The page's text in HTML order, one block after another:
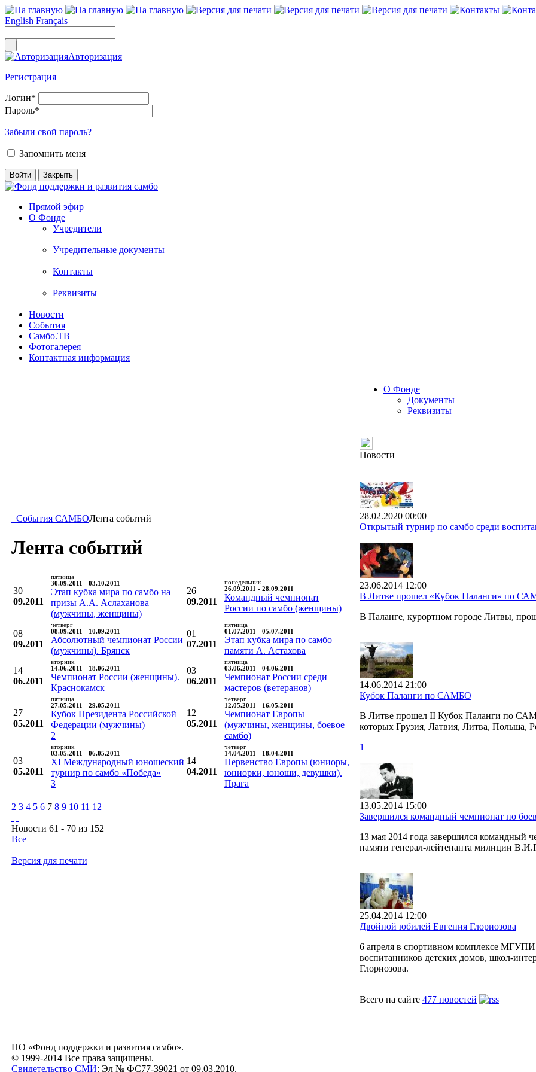
English Français
Авторизация
Регистрация
Логин*
Пароль*
Забыли свой пароль?
Запомнить меня
Прямой эфир
О Фонде
Учредители
Учредительные документы
Контакты
Реквизиты
Новости
События
Самбо.ТВ
Фотогалерея
Контактная информация
События САМБОЛента событий
Лента событий
30
09.2011
пятница
30.09.2011 - 03.10.2011
Этап кубка мира по самбо на
призы А.А. Аслаханова
(мужчины, женщины)
26
09.2011
понедельник
26.09.2011 - 28.09.2011
Командный чемпионат
России по самбо (женщины)
08
09.2011
четверг
08.09.2011 - 10.09.2011
Абсолютный чемпионат России
(мужчины). Брянск
01
07.2011
пятница
01.07.2011 - 05.07.2011
Этап кубка мира по самбо
памяти А. Астахова
14
06.2011
вторник
14.06.2011 - 18.06.2011
Чемпионат России (женщины).
Краснокамск
03
06.2011
пятница
03.06.2011 - 04.06.2011
Чемпионат России среди
мастеров (ветеранов)
27
05.2011
пятница
27.05.2011 - 29.05.2011
Кубок Президента Российской
Федерации (мужчины)
2
12
05.2011
четверг
12.05.2011 - 16.05.2011
Чемпионат Европы
(мужчины, женщины, боевое
самбо)
03
05.2011
вторник
03.05.2011 - 06.05.2011
XI Международный юношеский
турнир по самбо «Победа»
3
14
04.2011
четверг
14.04.2011 - 18.04.2011
Первенство Европы (юниоры,
юниорки, юноши, девушки).
Прага
2 3 4 5 6 7 8 9 10 11 12
Новости 61 - 70 из 152
Все
Версия для печати
О Фонде
Документы
Реквизиты
Новости
28.02.2020 00:00
Открытый турнир по самбо среди
23.06.2014 12:00
В Литве прошел «Кубок Паланги» по
В Паланге, курортном городе Литвы,
14.06.2014 21:00
Кубок Паланги по САМБО
В Литве прошел II Кубок Паланги по
которых Грузия, Латвия, Литва, Польша,
1
13.05.2014 15:00
Завершился командный чемпионат по
13 мая 2014 года завершился
памяти генерал-лейтенанта милиции
25.04.2014 12:00
Двойной юбилей Евгения Глориозова
6 апреля в спортивном комплексе МГУПИ
воспитанников детских домов, школ-
Глориозова.
Всего на сайте 477 новостей
НО «Фонд поддержки и развития самбо».
© 1999-2014 Все права защищены.
Свидетельство СМИ: Эл № ФС77-39021 от 09.03.2010.